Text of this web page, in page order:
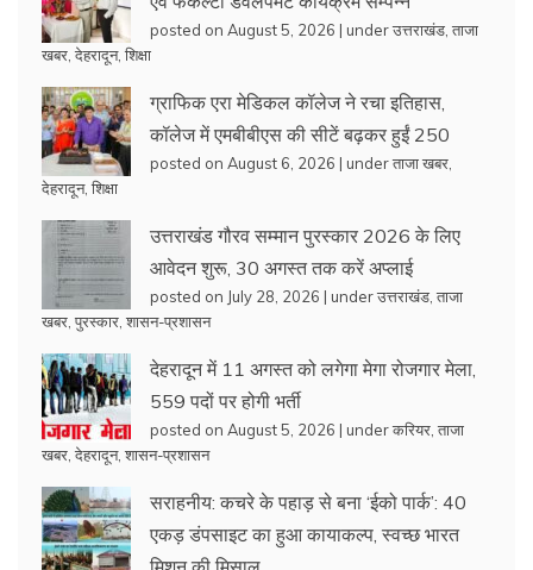
posted on August 5, 2026 | underउत्तराखंड ताजा
खबर देहरादून, शिक्षा
ग्राफिक एरा मेडिकल कॉलेज ने रचा इतिहास,
कॉलेज में एमबीबीएस की सीटें बढ़कर हुईं 250
posted on August 6, 2026 | underताजा खबर
देहरादून, शिक्षा
उत्तराखंड गौरव सम्मान पुरस्कार 2026 के लिए
आवेदन शुरू, 30 अगस्त तक करें अप्लाई
posted on July 28, 2026 | underउत्तराखंड ताजा
खबर पुरस्कार शासन-प्रशासन
देहरादून में 11 अगस्त को लगेगा मेगा रोजगार मेला,
559 पदों पर होगी भर्ती
posted on August 5, 2026 | underकरियर ताजा
खबर देहरादून, शासन-प्रशासन
सराहनीय: कचरे के पहाड़ से बना ‘ईको पार्क’: 40
एकड़ डंपसाइट का हुआ कायाकल्प, स्वच्छ भारत